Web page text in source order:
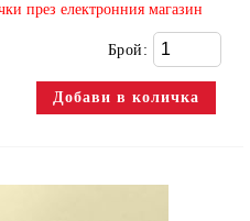
през електронния магазин
Брой: